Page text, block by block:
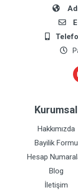
Kurumsal
Hakkımızda
Bayilik Formu
Hesap
Blog
İletişim